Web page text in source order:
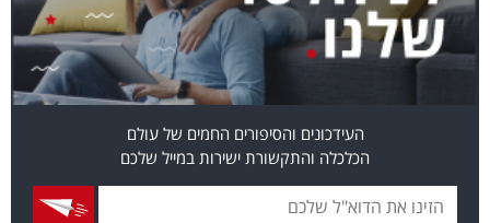
העידכונים והסיפורים החמים של עולם
הכלכלה והתקשורת ישירות במייל שלכם